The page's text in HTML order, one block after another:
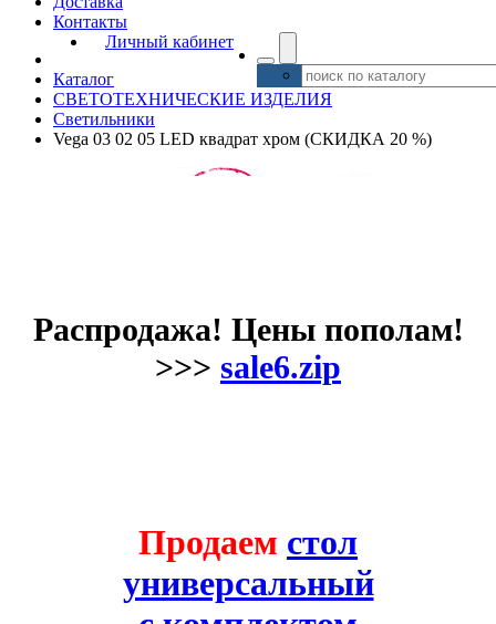
Контакты
Личный кабинет
Каталог
СВЕТОТЕХНИЧЕСКИЕ ИЗДЕЛИЯ
Светильники
Vega 03 02 05 LED квадрат хром (СКИДКА 20 %)
Распродажа! Цены пополам!
>>> sale6.zip
Продаем стол
универсальный